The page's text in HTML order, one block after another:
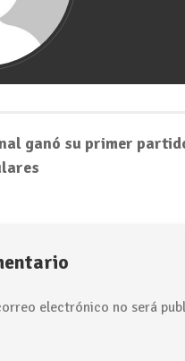
ganó su primer
electrónico no será